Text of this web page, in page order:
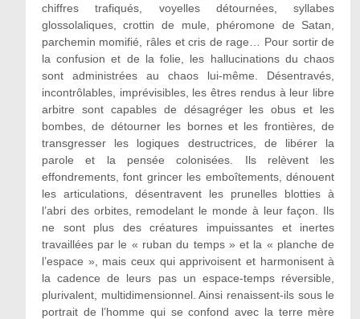
chiffres trafiqués, voyelles détournées, syllabes
glossolaliques, crottin de mule, phéromone de Satan,
parchemin momifié, râles et cris de rage… Pour sortir de
la confusion et de la folie, les hallucinations du chaos
sont administrées au chaos lui-même. Désentravés,
incontrôlables, imprévisibles, les êtres rendus à leur libre
arbitre sont capables de désagréger les obus et les
bombes, de détourner les bornes et les frontières, de
transgresser les logiques destructrices, de libérer la
parole et la pensée colonisées. Ils relèvent les
effondrements, font grincer les emboîtements, dénouent
les articulations, désentravent les prunelles blotties à
l’abri des orbites, remodelant le monde à leur façon. Ils
ne sont plus des créatures impuissantes et inertes
travaillées par le « ruban du temps » et la « planche de
l’espace », mais ceux qui apprivoisent et harmonisent à
la cadence de leurs pas un espace-temps réversible,
plurivalent, multidimensionnel. Ainsi renaissent-ils sous le
portrait de l’homme qui se confond avec la terre mère